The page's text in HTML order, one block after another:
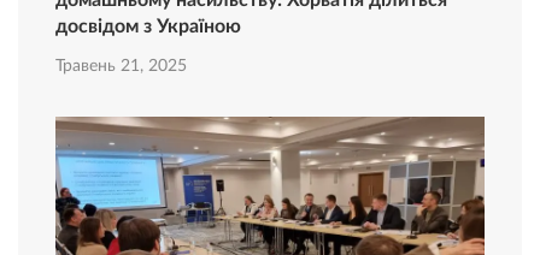
досвідом з Україною
Травень 21, 2025